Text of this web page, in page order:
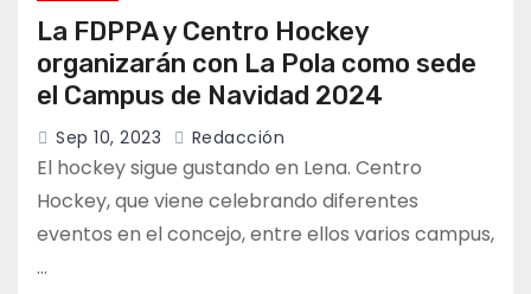
La FDPPA y Centro Hockey
organizarán con La Pola como sede
el Campus de Navidad 2024
Sep 10, 2023 Redacción
El hockey sigue gustando en Lena. Centro
Hockey, que viene celebrando diferentes
eventos en el concejo, entre ellos varios campus,
…